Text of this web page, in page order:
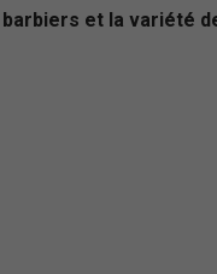
et la variété